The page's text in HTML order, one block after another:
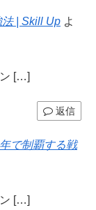
| Skill Up よ
[…]
返信
で制覇する戦
[…]